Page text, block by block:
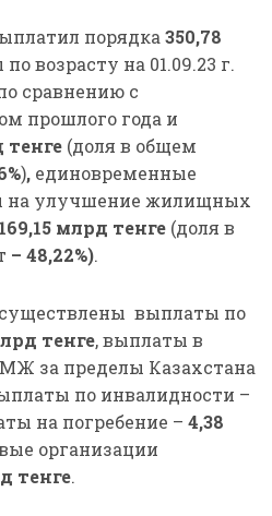
порядка350,78
возрасту на 01.09.23 г.
сравнению с
прошлого года и
тенге (доля в общем
), единовременные
на улучшение жилищных
млрд тенге (доля в
– 48,22%).
выплаты по
тенге, выплаты в
за пределы Казахстана
по инвалидности –
на погребение – 4,38
организации
тенге.